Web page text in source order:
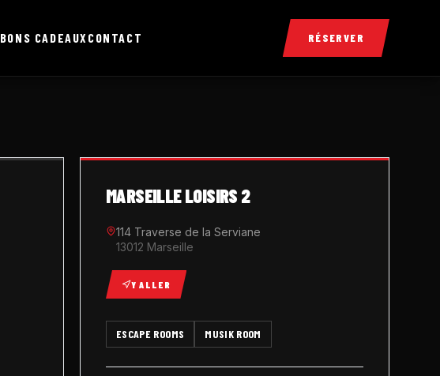
BONS CADEAUX CONTACT RÉSERVER
MARSEILLE LOISIRS 2
114 Traverse de la Serviane
13012 Marseille
Y ALLER
ESCAPE ROOMS MUSIK ROOM